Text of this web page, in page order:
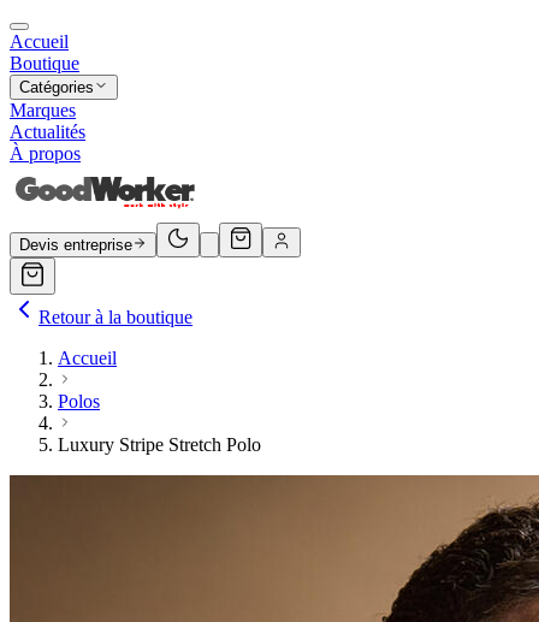
Accueil
Boutique
Catégories
Marques
Actualités
À propos
Devis entreprise
Retour à la boutique
Accueil
Polos
Luxury Stripe Stretch Polo